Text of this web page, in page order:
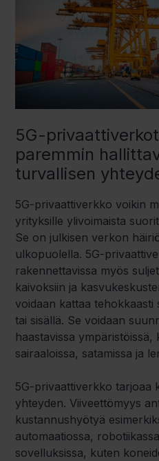
5G-
paremmin
turvallisen
5G-privaattiverkko voikin
yrityksille ylivoimaista
Se on julkisen verkon
ulkopuolella. 5G-
rakennettavissa myös
kaivoksiin ja
voidaan kattaa
tai sisällä. Se voidaan
haastavissa ympäristöissä,
sairaaloissa, satamissa ja
5G-privaattiverkko tarjoaa
yhteyden. Viiveettömyys
kustannushyötyä
automaatiossa,
sovelluksissa, kuten